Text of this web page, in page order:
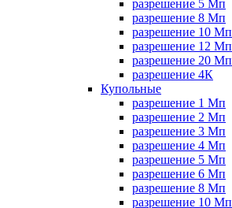
разрешение 5 Мп
разрешение 8 Мп
разрешение 10 Мп
разрешение 12 Мп
разрешение 20 Мп
разрешение 4К
Купольные
разрешение 1 Мп
разрешение 2 Мп
разрешение 3 Мп
разрешение 4 Мп
разрешение 5 Мп
разрешение 6 Мп
разрешение 8 Мп
разрешение 10 Мп